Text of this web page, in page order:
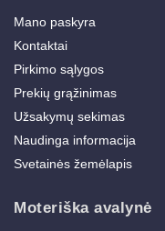
Mano paskyra
Kontaktai
Pirkimo sąlygos
Prekių grąžinimas
Užsakymų sekimas
Naudinga informacija
Svetainės žemėlapis
Moteriška avalynė